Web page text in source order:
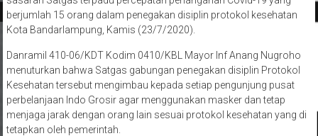
berjumlah 15 orang dalam penegakan disiplin protokol kesehatan
Kota Bandarlampung, Kamis (23/7/2020).
Danramil 410-06/KDT Kodim 0410/KBL Mayor Inf Anang Nugroho
menuturkan bahwa Satgas gabungan penegakan disiplin Protokol
Kesehatan tersebut mengimbau kepada setiap pengunjung pusat
perbelanjaan Indo Grosir agar menggunakan masker dan tetap
menjaga jarak dengan orang lain sesuai protokol kesehatan yang di
tetapkan oleh pemerintah.